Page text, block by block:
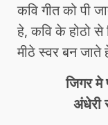
कवि गीत को पी
हे, कवि के होठो से
मीठे स्वर बन जाते
जिगर मे
अंधेरी